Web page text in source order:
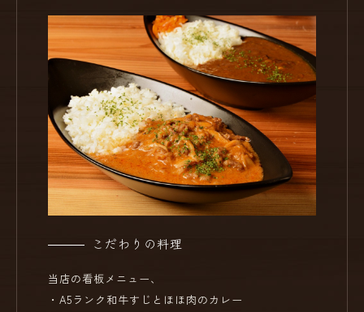
こだわりの料理
当店の看板メニュー、
・A5ランク和牛すじとほほ肉のカレー